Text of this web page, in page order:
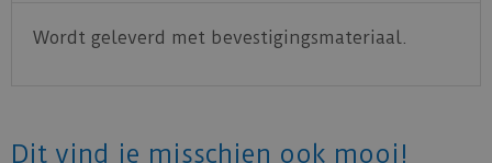
Wordt geleverd met bevestigingsmateriaal.
Dit vind je misschien ook mooi!